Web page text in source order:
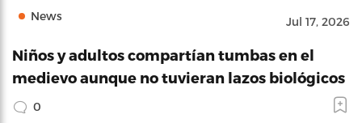
News Jul 17, 2026
Niños y adultos compartían tumbas en el
medievo aunque no tuvieran lazos biológicos
0